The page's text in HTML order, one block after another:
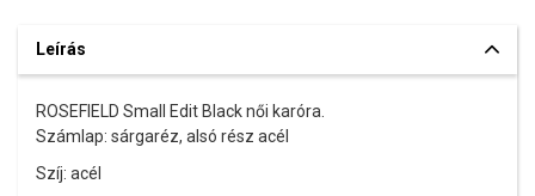
Leírás
ROSEFIELD Small Edit Black női karóra.
Számlap: sárgaréz, alsó rész acél
Szíj: acél